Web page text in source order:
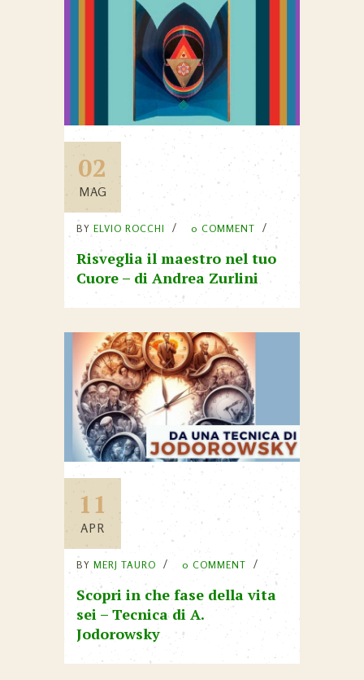
02
MAG
BY ELVIO ROCCHI 0 COMMENT
Risveglia il maestro nel tuo
Cuore – di Andrea Zurlini
11
APR
BY MERJ TAURO 0 COMMENT
Scopri in che fase della vita
sei – Tecnica di A.
Jodorowsky